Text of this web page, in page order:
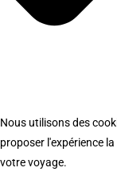
Nous utilisons des
proposer l'expérience
votre voyage.